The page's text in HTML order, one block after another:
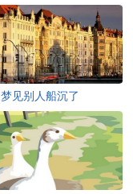
梦见别人船沉了